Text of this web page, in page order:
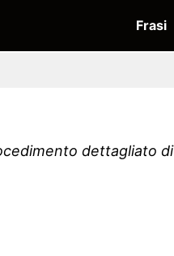
Frasi
dettagliato di